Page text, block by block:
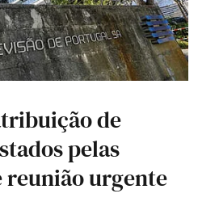
de
pelas
reunião urgente